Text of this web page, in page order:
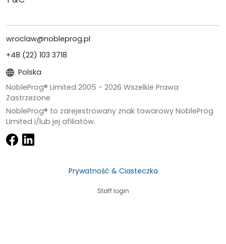
wroclaw@nobleprog.pl
+48 (22) 103 3718
Polska
NobleProg® Limited 2005 - 2026 Wszelkie Prawa
Zastrzeżone
NobleProg® to zarejestrowany znak towarowy NobleProg
Limited i/lub jej afiliatów.
Prywatność & Ciasteczka
Staff login